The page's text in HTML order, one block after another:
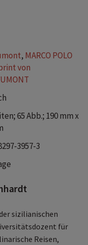
nächsten eifrigen
Reiseführer
verpassen darfst
besten in Kontakt
du so optimal
, MARCO POLO
von
65 Abb.; 190 mm x
3957-3
sizilianischen
für
Reisen,